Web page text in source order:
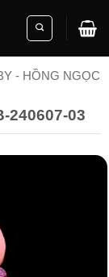
- HỒNG NGỌC
240607-03